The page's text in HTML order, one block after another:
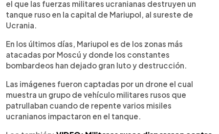
el que las fuerzas militares ucranianas destruyen un
tanque ruso en la capital de Mariupol, al sureste de
Ucrania.
En los últimos días, Mariupol es de los zonas más
atacadas por Moscú y donde los constantes
bombardeos han dejado gran luto y destrucción.
Las imágenes fueron captadas por un drone el cual
muestra un grupo de vehículo militares rusos que
patrullaban cuando de repente varios misiles
ucranianos impactaron en el tanque.